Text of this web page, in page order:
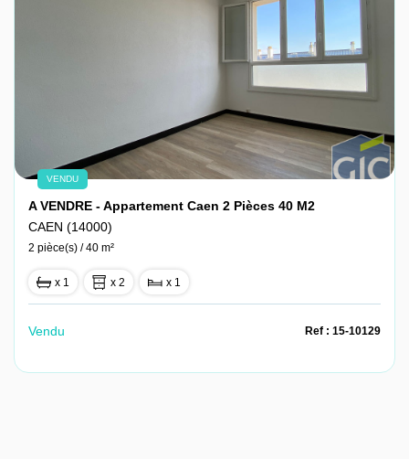
VENDU
A VENDRE - Appartement Caen 2 Pièces 40 M2
CAEN (14000)
2 pièce(s) / 40 m²
x 1 x 2 x 1
Vendu Ref : 15-10129